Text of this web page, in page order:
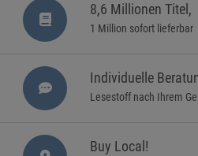
8,6 Millionen Titel,
1 Million sofort lieferbar
Individuelle
Lesestoff nach Ihrem
Buy Local!